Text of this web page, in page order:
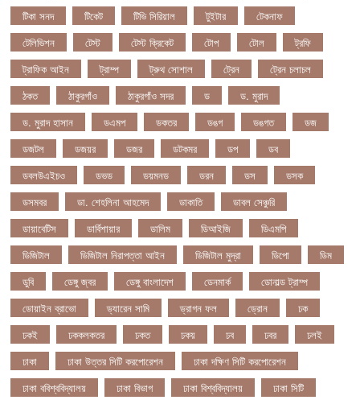
টিকা সনদ
টিকেট টিভি সিরিয়াল টুইটার
টেকনাফ
টেলিভিশন
টেস্ট টেস্ট ক্রিকেট টোপ টোল
ট্রফি
ট্রাফিক আইন
ট্রাম্প ট্রুথ সোশাল ট্রেন
ট্রেন চলাচল
ঠকত
ঠাকুরগাঁও ঠাকুরগাঁও সদর ড
ড. মুরাদ
ড. মুরাদ হাসান
ডএমপ ডকতর ডঙগ ডঙগত
ডজ
ডজটল
ডজয়র ডজর ডটকমর ডপ
ডব
ডবলউএইচও
ডভড ডয়মনড ডরন ডস
ডসক
ডসমবর
ডা. শেহলিনা আহমেদ ডাকাতি
ডাবল সেঞ্চুরি
ডায়াবেটিস
ডার্বিশায়ার ডালিম ডিআইজি
ডিএমপি
ডিজিটাল
ডিজিটাল নিরাপত্তা আইন ডিজিটাল মুদ্রা ডিপো
ডিম
ডুবি
ডেঙ্গু জ্বর ডেঙ্গু বাংলাদেশ ডেনমার্ক
ডোনাল্ড ট্রাম্প
ডোয়াইন ব্রাভো
ড্যারেন সামি ড্রাগন ফল ড্রোন
ঢক
ঢকই
ঢককলকতর ঢকত ঢকয় ঢব ঢবর
ঢলই
ঢাকা
ঢাকা উত্তর সিটি করপোরেশন
ঢাকা দক্ষিণ সিটি করপোরেশন
ঢাকা ববিশ্ববিদ্যালয়
ঢাকা বিভাগ ঢাকা বিশ্ববিদ্যালয়
ঢাকা সিটি